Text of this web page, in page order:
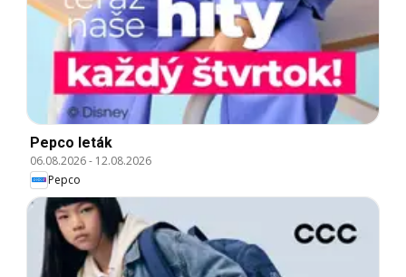
Pepco leták
06.08.2026- 12.08.2026
Pepco